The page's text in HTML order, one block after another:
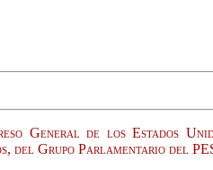
General de los Estados
del Grupo Parlamentario del